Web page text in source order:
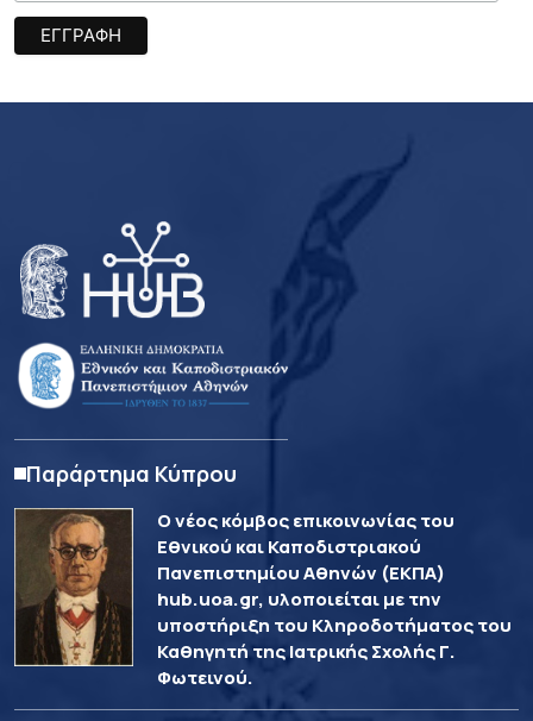
Παράρτημα Κύπρου
Ο νέος κόμβος επικοινωνίας του
Εθνικού και Καποδιστριακού
Πανεπιστημίου Αθηνών (ΕΚΠΑ)
hub.uoa.gr, υλοποιείται με την
υποστήριξη του Κληροδοτήματος του
Καθηγητή της Ιατρικής Σχολής Γ.
Φωτεινού.